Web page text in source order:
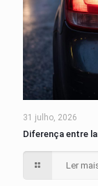
31 julho, 2026
Diferença entre
Ler